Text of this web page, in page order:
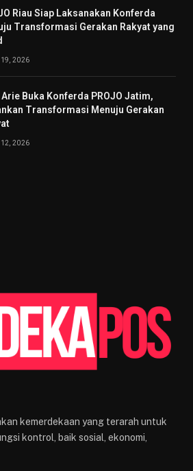
Riau Siap Laksanakan Konferda
Transformasi Gerakan Rakyat yang
19, 2026
Arie Buka Konferda PROJO Jatim,
Transformasi Menuju Gerakan
12, 2026
kemerdekaan yang terarah untuk
kontrol, baik sosial, ekonomi,